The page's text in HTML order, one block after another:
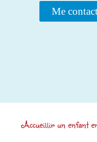
Me
Sur les
de laco
Accueillir un enfant